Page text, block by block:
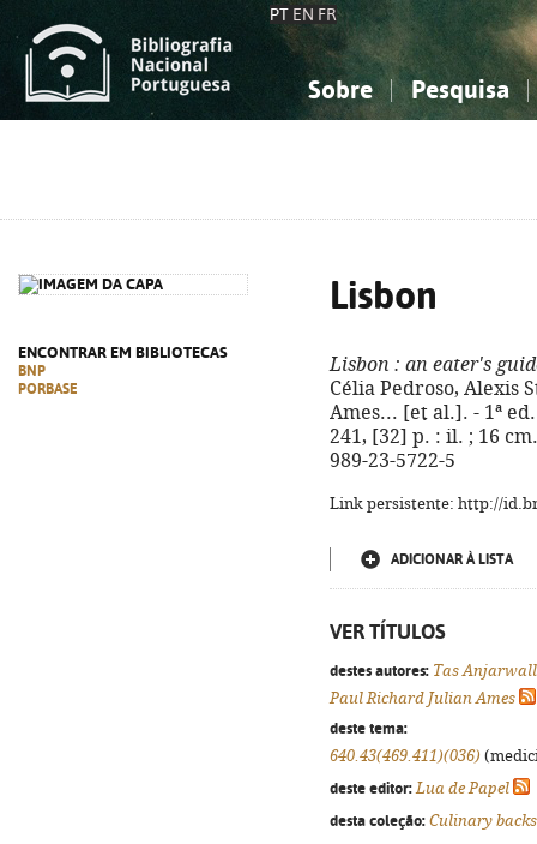
PT EN FR
Sobre Pesquisa
ENCONTRAR EM BIBLIOTECAS
BNP
PORBASE
Lisbon
Lisbon : an eater's
Célia Pedroso, Alexis
Ames... [et al.]. - 1ª
241, [32] p. : il. ; 16
989-23-5722-5
Link persistente: http://
ADICIONAR À LISTA
VER TÍTULOS
destes autores: Tas
Paul Richard Julian Ames
deste tema:
640.43(469.411)(036)
deste editor: Lua de Papel
desta coleção: Culinary